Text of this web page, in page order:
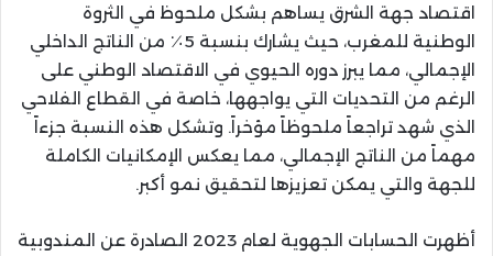
اقتصاد جهة الشرق يساهم بشكل ملحوظ في الثروة
الوطنية للمغرب، حيث يشارك بنسبة 5٪ من الناتج الداخلي
الإجمالي، مما يبرز دوره الحيوي في الاقتصاد الوطني على
الرغم من التحديات التي يواجهها، خاصة في القطاع الفلاحي
الذي شهد تراجعاً ملحوظاً مؤخراً. وتشكل هذه النسبة جزءاً
مهماً من الناتج الإجمالي، مما يعكس الإمكانيات الكاملة
للجهة والتي يمكن تعزيزها لتحقيق نمو أكبر.
أظهرت الحسابات الجهوية لعام 2023 الصادرة عن المندوبية